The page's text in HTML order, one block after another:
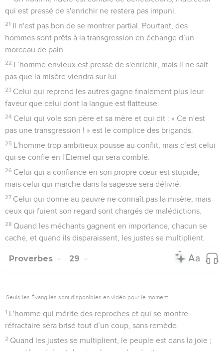
qui est pressé de s'enrichir ne restera pas impuni.
21 Il n'est pas bon de se montrer partial. Pourtant, des
hommes sont prêts à la transgression en échange d’un
morceau de pain.
22 L’homme envieux est pressé de s'enrichir, mais il ne sait
pas que la misère viendra sur lui.
23 Celui qui reprend les autres gagne finalement plus leur
faveur que celui dont la langue est flatteuse.
24 Celui qui vole son père et sa mère et qui dit : « Ce n'est
pas une transgression ! » est le complice des brigands.
25 L'homme trop ambitieux pousse au conflit, mais c’est celui
qui se confie en l'Eternel qui sera comblé.
26 Celui qui a confiance en son propre cœur est stupide,
mais celui qui marche dans la sagesse sera délivré.
27 Celui qui donne au pauvre ne connaît pas la misère, mais
ceux qui fuient son regard sont chargés de malédictions.
28 Quand les méchants gagnent en importance, chacun se
cache, et quand ils disparaissent, les justes se multiplient.
Proverbes 29
Seuls les Évangiles sont disponibles en vidéo pour le moment.
1 L'homme qui mérite des reproches et qui se montre
réfractaire sera brisé tout d’un coup, sans remède.
2 Quand les justes se multiplient, le peuple est dans la joie ;